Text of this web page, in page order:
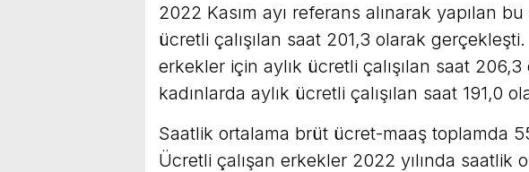
2022 Kasım ayı referans alınarak yapılan
ücretli çalışılan saat 201,3 olarak
erkekler için aylık ücretli çalışılan saat
kadınlarda aylık ücretli çalışılan saat 191,0
Saatlik ortalama brüt ücret-maaş toplamda
Ücretli çalışan erkekler 2022 yılında